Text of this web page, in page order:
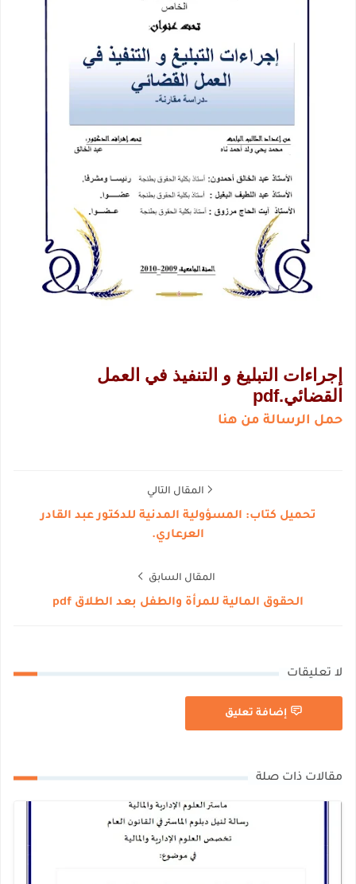
إجراءات التبليغ و التنفيذ في العمل
القضائي.pdf
حمل الرسالة من هنا
المقال التالي
تحميل كتاب: المسؤولية المدنية للدكتور عبد القادر
العرعاري.
المقال السابق
الحقوق المالية للمرأة والطفل بعد الطلاق pdf
لا تعليقات
إضافة تعليق
مقالات ذات صلة